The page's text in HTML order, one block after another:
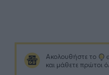
Ακολουθήστε το
και μάθετε πρώτοι